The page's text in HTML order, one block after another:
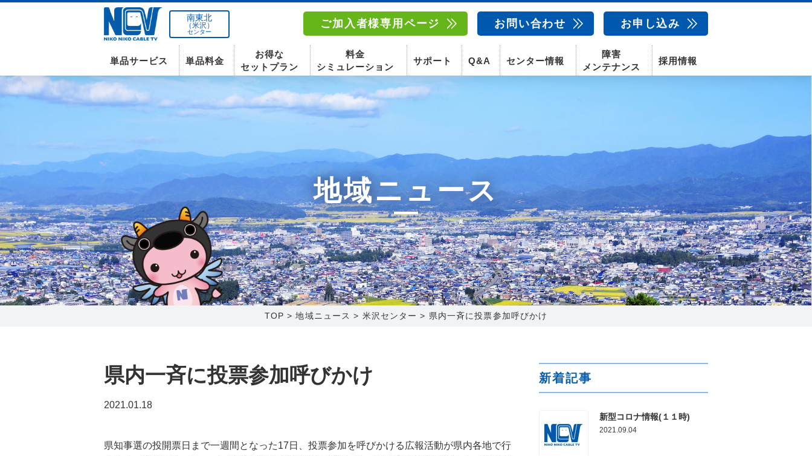
〒992-0044
山形県米沢市春日四丁目2-75
0238-24-2525
営業時間 9:00～18:00
〒960-8252
福島県福島市御山字一本松17-1-1
0120-173-577
営業時間 9:15～18:00
北海道函館市桔梗町379-31
新潟県新潟市西区山田2310-39
南東北
（米沢）
センター
ご加入者様専用ページ お問い合わせ お申し込み
単品サービス
インターネット スマホ 固定電話 AIカメラ
単品料金
インターネット スマホ 動画配信サービス
お得な
セットプラン
料金
シミュレーション
サポート Q&A センター情報
〒992-0044
山形県米沢市春日四丁目2-75
0238-24-2525
営業時間 9:00～18:00
〒960-8252
福島県福島市御山字一本松17-1-1
0120-173-577
営業時間 9:15～18:00
番組情報
〒041-0801
北海道函館市桔梗町379-31
0138-34-2525
営業時間 9:00～18:00
番組情報
〒950-1189
新潟県新潟市西区山田2310-39
025-210-1200
営業時間 9:00～18:00
障害
メンテナンス
採用情報
地域ニュース
TOP >地域ニュース > 米沢センター > 県内一斉に投票参加呼びかけ
県内一斉に投票参加呼びかけ
2021.01.18
県知事選の投開票日まで一週間となった17日、投票参加を呼びかける広報活動が県内各地で行
新着記事
新型コロナ情報(１１時)
2021.09.04